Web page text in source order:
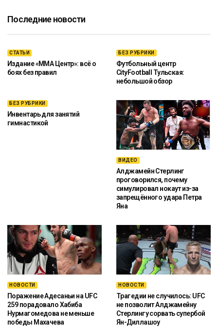
Последние новости
СТАТЬИ
Издание «ММА Центр»: всё о
боях без правил
БЕЗ РУБРИКИ
Футбольный центр
CityFootball Тульская:
небольшой обзор
БЕЗ РУБРИКИ
Инвентарь для занятий
гимнастикой
ВИДЕО
Алджамейн Стерлинг
проговорился, почему
симулировал нокаут из-за
запрещённого удара Петра
Яна
НОВОСТИ
Поражение Адесаньи на UFC
259 порадовало Хабиба
Нурмагомедова не меньше
победы Махачева
НОВОСТИ
Трагедии не случилось: UFC
не позволит Алджамейну
Стерлингу сорвать супербой
Ян-Диллашоу